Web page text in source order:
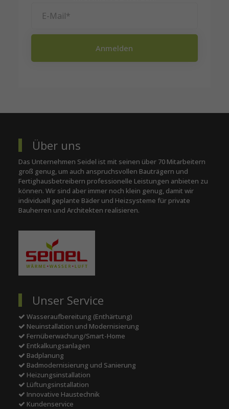
Anmelden
Über uns
Das Unternehmen Seidel ist mit seinen über 70 Mitarbeitern
groß genug, um auch anspruchsvollen Bauträgern und
Fertighausbetreibern professionelle Leistungen anbieten zu
können. Wir sind aber immer noch klein genug, damit wir
individuell geplante Bäder und Heizsysteme für private
Bauherren und Architekten realisieren.
Unser Service
Wasseraufbereitung (Enthärtung)
Neuinstallation und Modernisierung
Fernüberwachung/Smart-Home
Entkalkungsanlagen
Badplanung
Badmodernisierung und Sanierung
Heizungsinstallation
Lüftungsinstallation
Innovative Haustechnik
Kundenservice